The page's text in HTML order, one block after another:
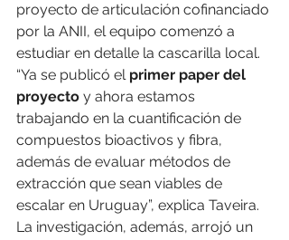
proyecto de articulación cofinanciado
por la ANII, el equipo comenzó a
estudiar en detalle la cascarilla local.
“Ya se publicó el primer paper del
proyecto y ahora estamos
trabajando en la cuantificación de
compuestos bioactivos y fibra,
además de evaluar métodos de
extracción que sean viables de
escalar en Uruguay”, explica Taveira.
La investigación, además, arrojó un